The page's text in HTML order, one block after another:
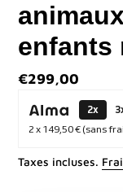
enfants
Prix
€299,00
2x
2 x 149,50 €(sans
Taxes incluses.